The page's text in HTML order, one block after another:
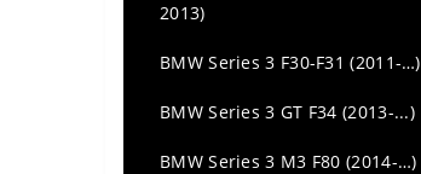
2013)
BMW Series 3 F30-F31 (2011-…)
BMW Series 3 GT F34 (2013-...)
BMW Series 3 M3 F80 (2014-…)